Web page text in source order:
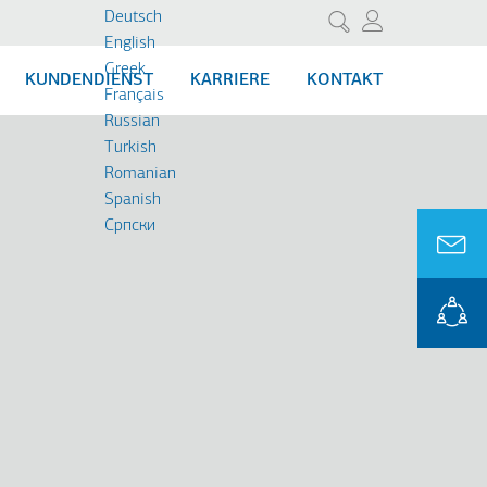
Suche
Deutsch
English
Greek
Français
Russian
Turkish
Romanian
Spanish
Cрпски
KUNDENDIENST KARRIERE KONTAKT